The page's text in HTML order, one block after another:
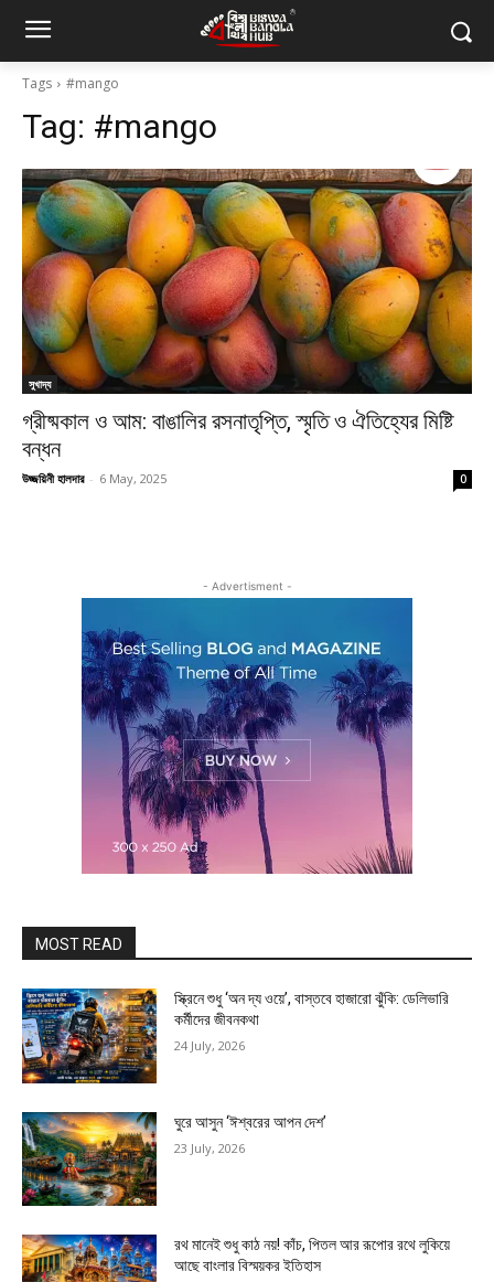
Tags #mango
Tag: #mango
সুখাদ্য
গ্রীষ্মকাল ও আম: বাঙালির রসনাতৃপ্তি, স্মৃতি ও ঐতিহ্যের মিষ্টি
বন্ধন
উজ্জয়িনী হালদার - 6 May, 2025 0
- Advertisment -
MOST READ
স্ক্রিনে শুধু ‘অন দ্য ওয়ে’, বাস্তবে হাজারো ঝুঁকি: ডেলিভারি
কর্মীদের জীবনকথা
24 July, 2026
ঘুরে আসুন ‘ঈশ্বরের আপন দেশ’
23 July, 2026
রথ মানেই শুধু কাঠ নয়! কাঁচ, পিতল আর রূপোর রথে লুকিয়ে
আছে বাংলার বিস্ময়কর ইতিহাস